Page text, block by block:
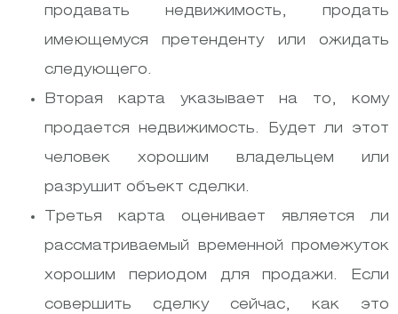
продавать недвижимость, продать
имеющемуся претенденту или ожидать
следующего.
Вторая карта указывает на то, кому
продается недвижимость. Будет ли этот
человек хорошим владельцем или
разрушит объект сделки.
Третья карта оценивает является ли
рассматриваемый временной промежуток
хорошим периодом для продажи. Если
совершить сделку сейчас, как это